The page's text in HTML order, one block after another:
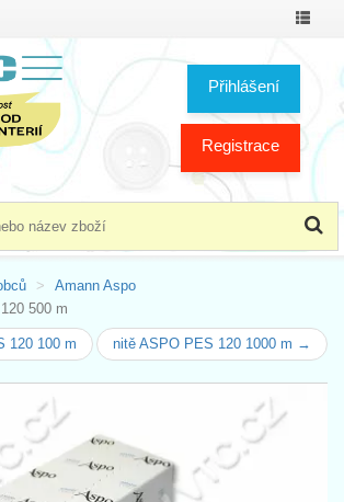
Přihlášení
Registrace
Amann Aspo
500 m
120 100 m nitě ASPO PES 120 1000 m →